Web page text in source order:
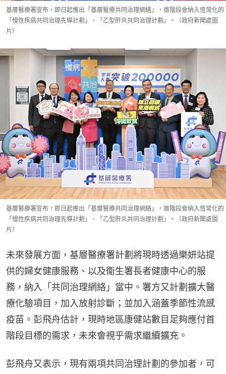
基層醫療署宣布，即日起推出「基層醫療共同治理網絡」，首階段會納入恆常化的
「慢性疾病共同治理先導計劃」、「乙型肝炎共同治理計劃」。（政府新聞處圖
片）
基層醫療署宣布，即日起推出「基層醫療共同治理網絡」，首階段會納入恆常化的
「慢性疾病共同治理先導計劃」、「乙型肝炎共同治理計劃」。（政府新聞處圖
片）
未來發展方面，基層醫療署計劃將現時透過樂妍站提
供的婦女健康服務、以及衞生署長者健康中心的服
務，納入「共同治理網絡」當中。署方又計劃擴大醫
療化驗項目，加入放射診斷；並加入涵蓋季節性流感
疫苗。彭飛舟估計，現時地區康健站數目足夠應付首
階段目標的需求，未來會視乎需求繼續擴充。
彭飛舟又表示，現有兩項共同治理計劃的參加者，可